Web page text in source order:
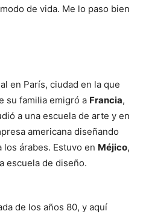
de vida. Me lo paso bien
en París, ciudad en la que
su familia emigró a Francia,
a una escuela de arte y en
americana diseñando
árabes. Estuvo en Méjico,
escuela de diseño.
de los años 80, y aquí